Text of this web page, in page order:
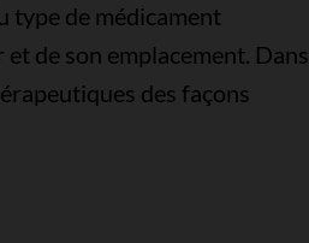
type de médicament
de son emplacement. Dans
des façons